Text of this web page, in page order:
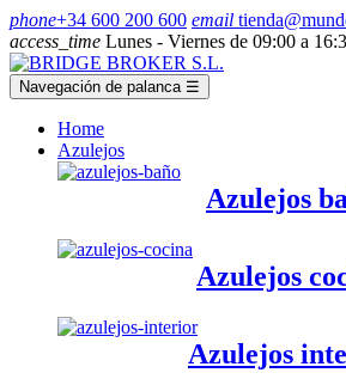
phone+34 600 200 600 email
access_time Lunes - Viernes de 09:00 a
Navegación de palanca ☰
Home
Azulejos
Azulejos
Azulejos
Azulejos